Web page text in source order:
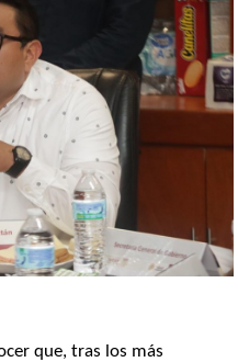
que, tras los más